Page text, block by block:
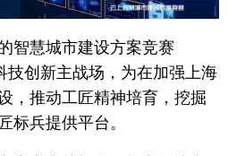
智慧城市建设方案竞赛
技创新主战场，为在加强上海
，推动工匠精神培育，挖掘
标兵提供平台。